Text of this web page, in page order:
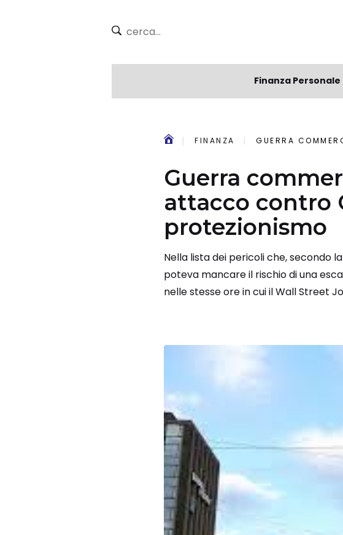
Finanza Personale
FINANZA GUERRA
Guerra
attacco contro
protezionismo
Nella lista dei pericoli che, secondo
poteva mancare il rischio di una
nelle stesse ore in cui il Wall Street